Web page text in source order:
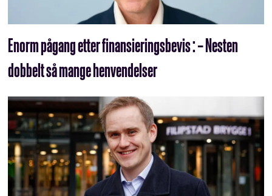
Enorm pågang etter finansieringsbevis : – Nesten
dobbelt så mange henvendelser